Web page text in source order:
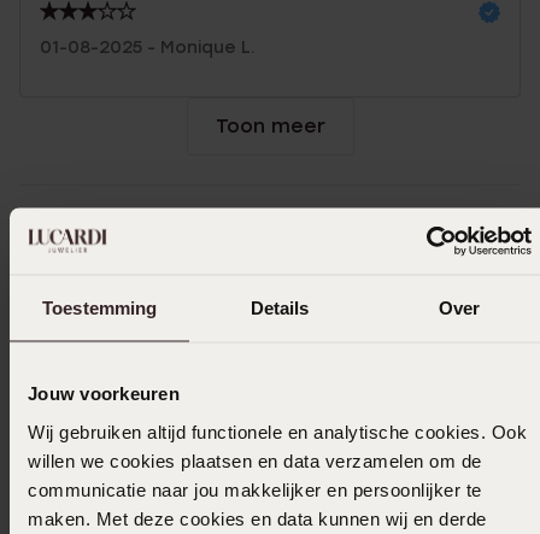
Toestemming Details Over
Jouw voorkeuren
Wij gebruiken altijd functionele en analytische cookies. Ook
willen we cookies plaatsen en data verzamelen om de
communicatie naar jou makkelijker en persoonlijker te
maken. Met deze cookies en data kunnen wij en derde
01-08-2025 - Monique L.
Toon meer
Ook leuk voor jou